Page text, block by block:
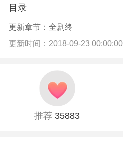
目录
更新章节：全剧终
更新时间：2018-09-23 00:00:00
推荐 35883